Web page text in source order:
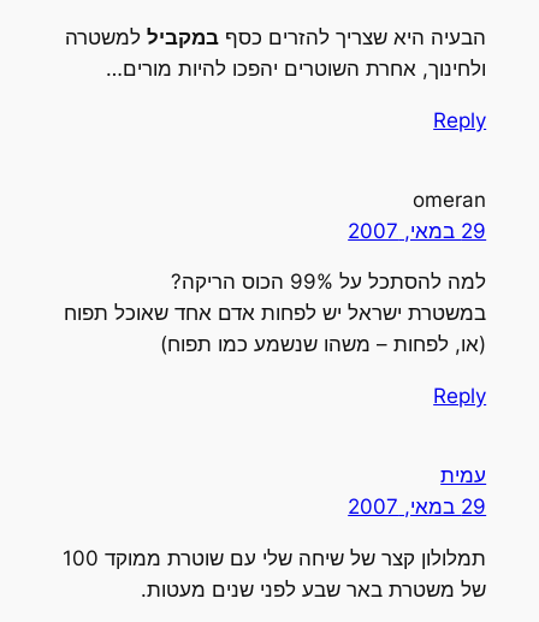
הבעיה היא שצריך להזרים כסף במקביללמשטרה
ולחינוך, אחרת השוטרים יהפכו להיות מורים…
Reply
omeran
29 במאי, 2007
למה להסתכל על 99% הכוס הריקה?
במשטרת ישראל יש לפחות אדם אחד שאוכל תפוח
(או, לפחות – משהו שנשמע כמו תפוח)
Reply
עמית
29 במאי, 2007
תמלולון קצר של שיחה שלי עם שוטרת ממוקד 100
של משטרת באר שבע לפני שנים מעטות.